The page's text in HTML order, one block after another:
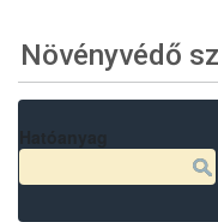
Növényvédő